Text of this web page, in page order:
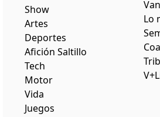
Show
Artes
Deportes
Afición Saltillo
Tech
Motor
Vida
Juegos
Lo